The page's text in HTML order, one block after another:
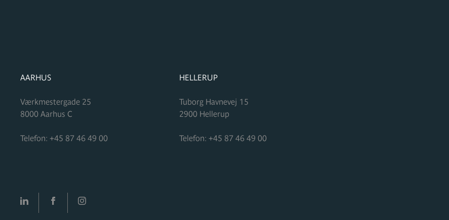
FORMUPLEJE
AARHUS
Værkmestergade 25
8000 Aarhus C
Telefon: +45 87 46 49 00
FORMUPLEJE
HELLERUP
Tuborg Havnevej 15
2900 Hellerup
Telefon: +45 87 46 49 00